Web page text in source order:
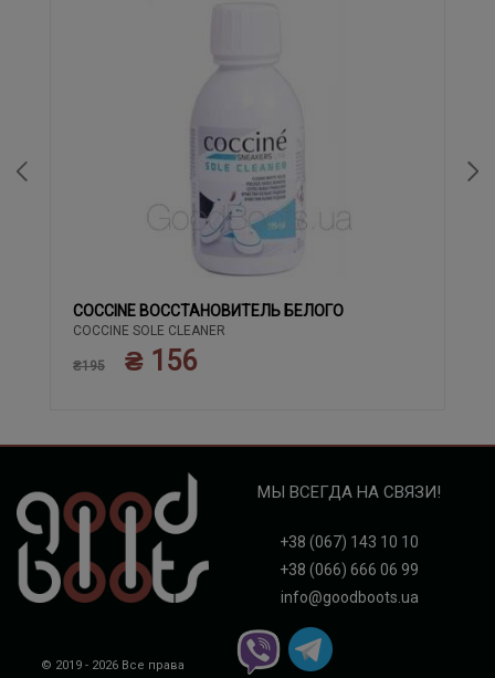
COCCINE ВОССТАНОВИТЕЛЬ БЕЛОГО
COCCINE SOLE CLEANER
₴195 ₴ 156
© 2019 - 2026 Все права
МЫ ВСЕГДА НА СВЯЗИ!
+38 (067) 143 10 10
+38 (066) 666 06 99
info@goodboots.ua